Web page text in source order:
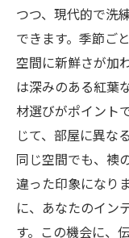
つつ、現代的で洗
できます。季節ご
空間に新鮮さが加
は深みのある紅葉
材選びがポイント
じて、部屋に異な
同じ空間でも、襖
違った印象になり
に、あなたのイン
す。この機会に、